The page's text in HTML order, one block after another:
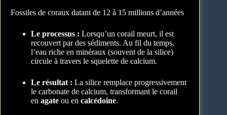
Fossiles de coraux datant de 12 à 15 millions d’années
Le processus : Lorsqu’un corail meurt, il est
recouvert par des sédiments. Au fil du temps,
l’eau riche en minéraux (souvent de la silice)
circule à travers le squelette de calcium.
Le résultat : La silice remplace progressivement
le carbonate de calcium, transformant le corail
en agate ou en calcédoine.